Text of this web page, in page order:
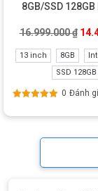
8GB/SSD
16.999.000₫ Giá
13 inch 8GB
SSD 128GB
0 Đánh